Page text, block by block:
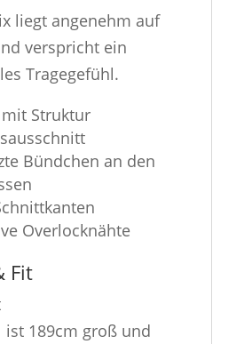
liegt angenehm auf
verspricht ein
Tragegefühl.
Struktur
Bündchen an den
Overlocknähte
Fit
ist 189cm groß und